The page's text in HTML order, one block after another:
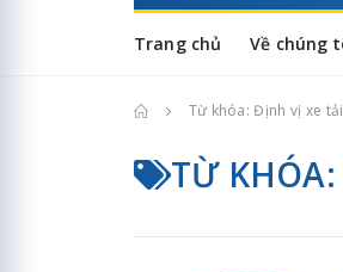
Trang chủ Về chúng
Trang chủTừ khóa: Định vị xe tải
TỪ